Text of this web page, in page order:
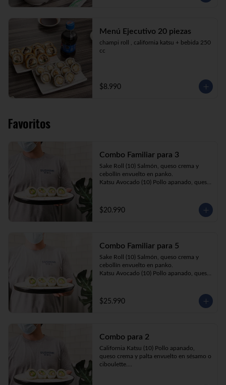
Menú Ejecutivo 20 piezas
champi roll , california katsu + bebida 250
cc
$8.990
Favoritos
Combo Familiar para 3
Sake Roll (10) Salmón, queso crema y
cebollín envuelto en panko.
Katsu Avocado (10) Pollo apanado, queso
y palta envuelta en sésamo o ciboulette.
Gyosas a elección (5u) + Bebida 1.5lt a
**Imagen Referencial**
$20.990
Combo Familiar para 5
Sake Roll (10) Salmón, queso crema y
cebollín envuelto en panko.
Katsu Avocado (10) Pollo apanado, queso
cebollín, envuelto en ciboulette o sesamo.
Tempura ebi avocado (10) Camarón
queso crema y palta envuelto en sésamo o
ciboulette.
Gyosas a elección (5u) + Bebida 1.5lt a
elección
$25.990
Combo para 2
California Katsu (10) Pollo apanado,
queso crema y palta envuelto en sésamo o
ciboulette.